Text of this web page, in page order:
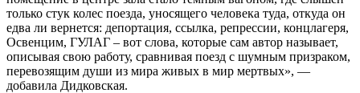
только стук колес поезда, уносящего челове­ка туда, откуда он
едва ли вернется: депортация, ссылка, репрессии, кон­цлагеря,
Освенцим, ГУЛАГ – вот сло­ва, которые сам автор называет,
опи­сывая свою работу, сравнивая поезд с шумным призраком,
перевозящим души из мира живых в мир мертвых», —
добавила Дидковская.